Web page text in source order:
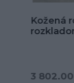
Kožená
U
od 6